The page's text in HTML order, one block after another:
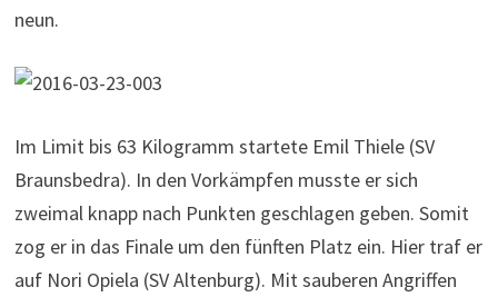
neun.
Im Limit bis 63 Kilogramm startete Emil Thiele (SV
Braunsbedra). In den Vorkämpfen musste er sich
zweimal knapp nach Punkten geschlagen geben. Somit
zog er in das Finale um den fünften Platz ein. Hier traf er
auf Nori Opiela (SV Altenburg). Mit sauberen Angriffen